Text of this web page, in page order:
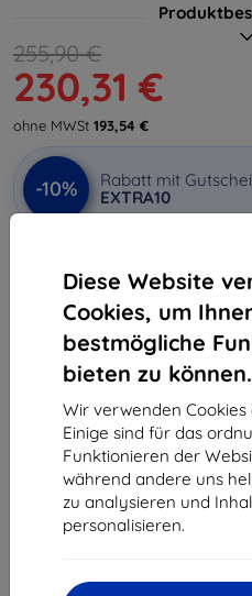
Diese Website
Cookies, um
bestmögliche
bieten zu können.
Wir verwenden
Einige sind für das
Funktionieren der
während andere uns
zu analysieren und
personalisieren.
255,90 €
230,31 €
ohne MWSt 193,54 €
-10%
Rabatt mit
EXTRA10
ausverkauft
ausverkauft
Hersteller
Produktnummer
Handys und Tablets